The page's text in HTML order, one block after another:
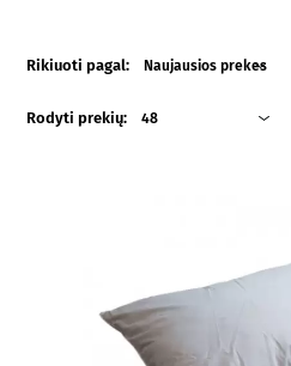
Rikiuoti pagal: Naujausios prekes
Rodyti prekių: 48